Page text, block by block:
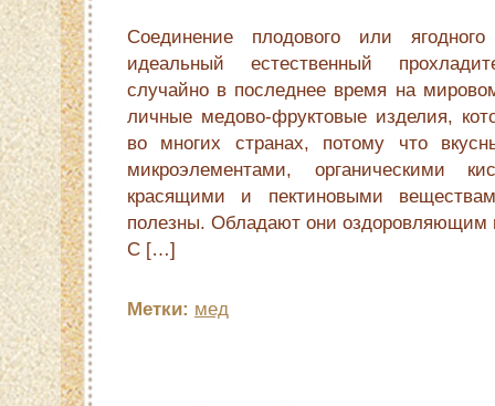
Соединение плодового или
идеальный естественный
случайно в последнее время на
личные медово-фруктовые изделия,
во многих странах, потому что
микроэлементами, органическими
красящими и пектиновыми
полезны. Обладают они оздоровляющим
С […]
Метки: мед